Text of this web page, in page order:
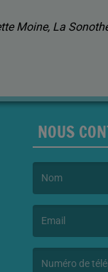
Moine, La
NOUS